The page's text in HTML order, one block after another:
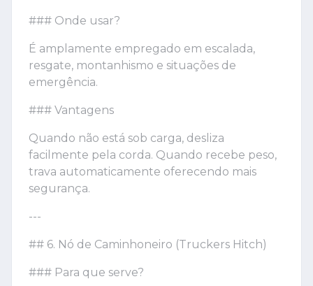
### Onde usar?
É amplamente empregado em escalada,
resgate, montanhismo e situações de
emergência.
### Vantagens
Quando não está sob carga, desliza
facilmente pela corda. Quando recebe peso,
trava automaticamente oferecendo mais
segurança.
---
## 6. Nó de Caminhoneiro (Truckers Hitch)
### Para que serve?